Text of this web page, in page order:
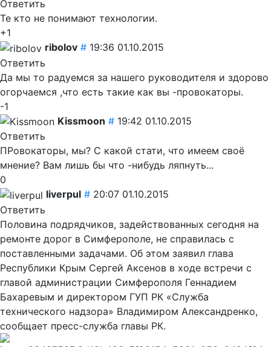
Ответить
Те кто не понимают технологии.
+1
ribolov # 19:36 01.10.2015
Ответить
Да мы то радуемся за нашего руководителя и здорово
огорчаемся ,что есть такие как вы -провокаторы.
-1
Kissmoon # 19:42 01.10.2015
Ответить
ПРовокаторы, мы? С какой стати, что имеем своё
мнение? Вам лишь бы что -нибудь ляпнуть...
0
liverpul # 20:07 01.10.2015
Ответить
Половина подрядчиков, задействованных сегодня на
ремонте дорог в Симферополе, не справилась с
поставленными задачами. Об этом заявил глава
Республики Крым Сергей Аксенов в ходе встречи с
главой администрации Симферополя Геннадием
Бахаревым и директором ГУП РК «Служба
технического надзора» Владимиром Александренко,
сообщает пресс-служба главы РК.